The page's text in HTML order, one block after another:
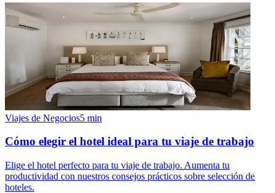
Viajes de Negocios5 min
Cómo elegir el hotel ideal para tu viaje de trabajo
Elige el hotel perfecto para tu viaje de trabajo. Aumenta tu
productividad con nuestros consejos prácticos sobre selección de
hoteles.